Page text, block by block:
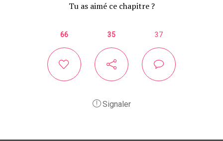
Tu as aimé ce chapitre ?
66 35 37
Signaler